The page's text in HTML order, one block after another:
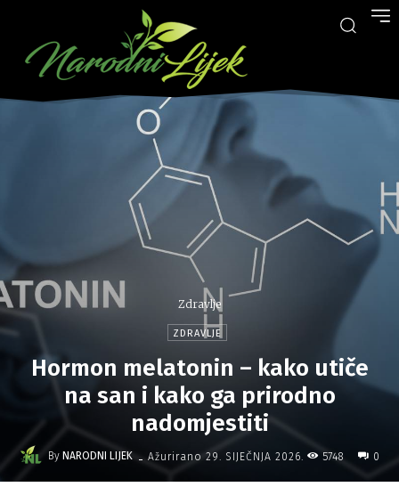
Zdravlje
ZDRAVLJE
Hormon melatonin – kako utiče
na san i kako ga prirodno
nadomjestiti
By NARODNI LIJEK - Ažurirano 29. SIJEČNJA 2026. 5748 0